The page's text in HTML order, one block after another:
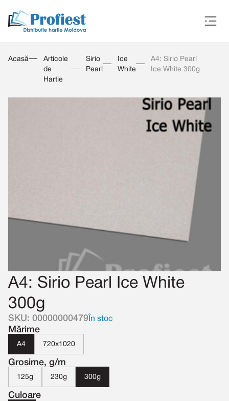
Acasă
Articole
de
Hartie
Sirio
Pearl
Ice
White
A4: Sirio Pearl
Ice White 300g
A4: Sirio Pearl Ice White
300g
SKU: 00000000479 În stoc
Mărime
A4 720x1020
Grosime, g/m
125g 230g 300g
Culoare